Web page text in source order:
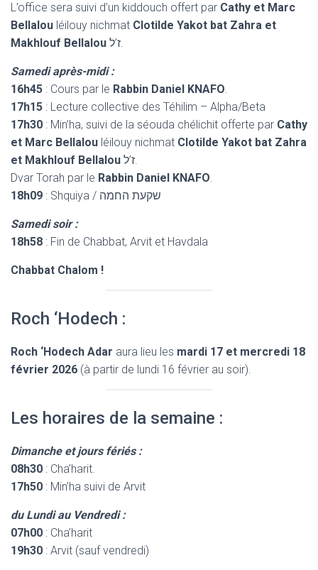
L’office sera suivi d’un kiddouch offert par Cathy et Marc
Bellalou léilouy nichmat Clotilde Yakot bat Zahra et
Makhlouf Bellalou
ז’ל.
Samedi après-midi :
16h45 : Cours par le Rabbin Daniel KNAFO.
17h15 : Lecture collective des Téhilim – Alpha/Beta
17h30 : Min’ha, suivi de la séouda chélichit offerte par Cathy
et Marc Bellalou léilouy nichmat Clotilde Yakot bat Zahra
et Makhlouf Bellalou
ז’ל.
Dvar Torah par le Rabbin Daniel KNAFO.
18h09
: Shquiya / שקעת החמה
Samedi soir :
18h58 : Fin de Chabbat, Arvit et Havdala
Chabbat Chalom !
Roch ‘Hodech :
Roch ‘Hodech Adar aura lieu les mardi 17 et mercredi 18
février 2026 (à partir de lundi 16 février au soir).
Les horaires de la semaine :
Dimanche et jours fériés :
08h30 : Cha’harit.
17h50 : Min’ha suivi de Arvit
du Lundi au Vendredi :
07h00 : Cha’harit
19h30 : Arvit (sauf vendredi)